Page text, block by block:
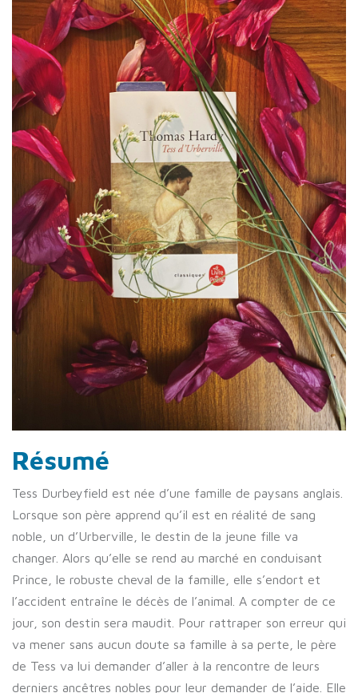
Résumé
Tess Durbeyfield est née d’une famille de paysans anglais.
Lorsque son père apprend qu’il est en réalité de sang
noble, un d’Urberville, le destin de la jeune fille va
changer. Alors qu’elle se rend au marché en conduisant
Prince, le robuste cheval de la famille, elle s’endort et
l’accident entraîne le décès de l’animal. A compter de ce
jour, son destin sera maudit. Pour rattraper son erreur qui
va mener sans aucun doute sa famille à sa perte, le père
de Tess va lui demander d’aller à la rencontre de leurs
derniers ancêtres nobles pour leur demander de l’aide. Elle